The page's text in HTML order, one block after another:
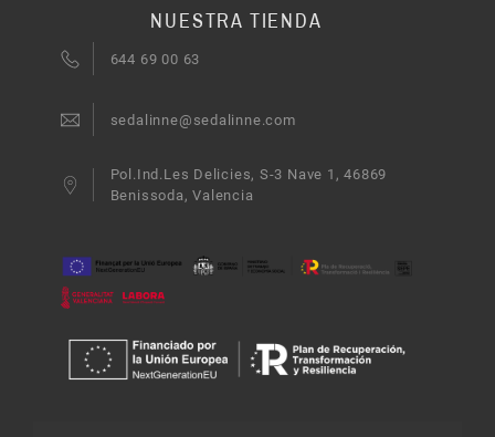
NUESTRA TIENDA
644 69 00 63
sedalinne@sedalinne.com
Pol.Ind.Les Delicies, S-3 Nave 1, 46869
Benissoda, Valencia